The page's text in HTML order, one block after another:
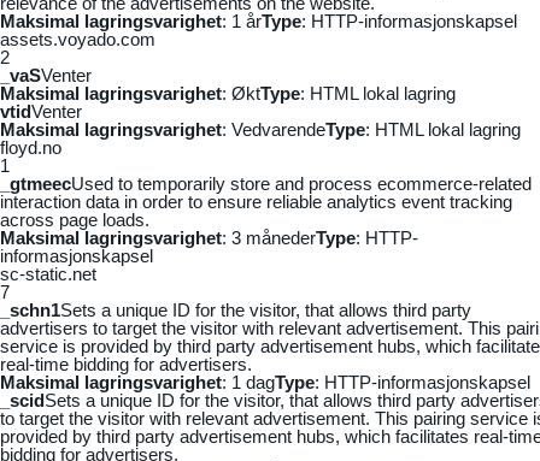
Maksimal lagringsvarighet: 1 årType: HTTP-informasjonskapsel
assets.voyado.com
2
_vaSVenter
Maksimal lagringsvarighet: ØktType: HTML lokal lagring
vtidVenter
Maksimal lagringsvarighet: VedvarendeType: HTML lokal lagring
floyd.no
1
_gtmeecUsed to temporarily store and process ecommerce-related
interaction data in order to ensure reliable analytics event tracking
across page loads.
Maksimal lagringsvarighet: 3 månederType: HTTP-
informasjonskapsel
sc-static.net
7
_schn1Sets a unique ID for the visitor, that allows third party
advertisers to target the visitor with relevant advertisement. This
service is provided by third party advertisement hubs, which
real-time bidding for advertisers.
Maksimal lagringsvarighet: 1 dagType: HTTP-informasjonskapsel
_scidSets a unique ID for the visitor, that allows third party
to target the visitor with relevant advertisement. This pairing service
provided by third party advertisement hubs, which facilitates real-
bidding for advertisers.